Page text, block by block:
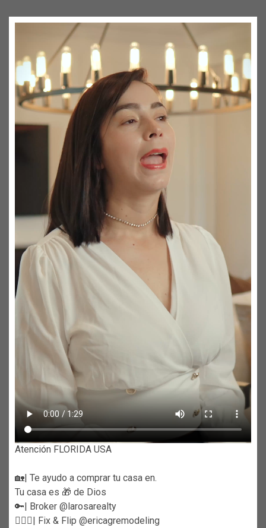
Atención FLORIDA USA
🏡| Te ayudo a comprar tu casa en.
Tu casa es 🎁 de Dios
🔑| Broker @larosarealty
👷🏼‍♀️| Fix & Flip @ericagremodeling